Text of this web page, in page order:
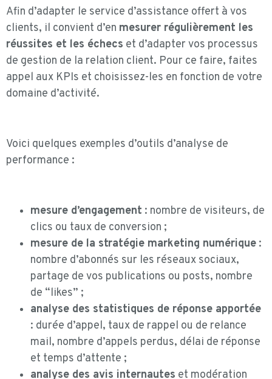
Afin d’adapter le service d’assistance offert à vos
clients, il convient d’en mesurer régulièrement les
réussites et les échecs et d’adapter vos processus
de gestion de la relation client. Pour ce faire, faites
appel aux KPIs et choisissez-les en fonction de votre
domaine d’activité.
Voici quelques exemples d’outils d’analyse de
performance :
mesure d’engagement : nombre de visiteurs, de
clics ou taux de conversion ;
mesure de la stratégie marketing numérique :
nombre d’abonnés sur les réseaux sociaux,
partage de vos publications ou posts, nombre
de “likes” ;
analyse des statistiques de réponse apportée
: durée d’appel, taux de rappel ou de relance
mail, nombre d’appels perdus, délai de réponse
et temps d’attente ;
analyse des avis internautes et modération